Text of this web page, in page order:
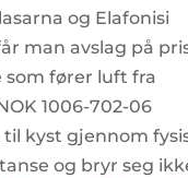
og Elafonisi
man avslag på
som fører luft fra
1006-702-06
kyst gjennom
og bryr seg